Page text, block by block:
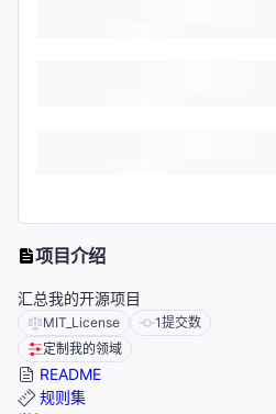
项目介绍
汇总我的开源项目
MIT_License 1提交数
定制我的领域
README
规则集